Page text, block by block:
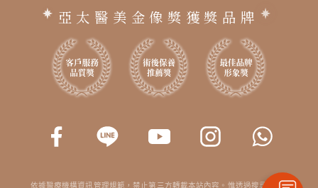
亞太醫美金像獎獲獎品牌
依據醫療機構資訊管理規範，禁止第三方轉載本站內容。惟透過搜尋